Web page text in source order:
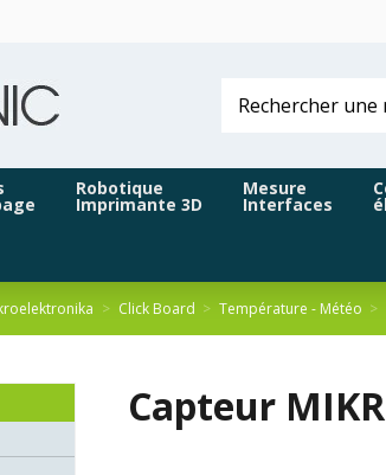
Robotique
Imprimante 3D
Mesure
Interfaces
Click Board Température - Météo
Capteur